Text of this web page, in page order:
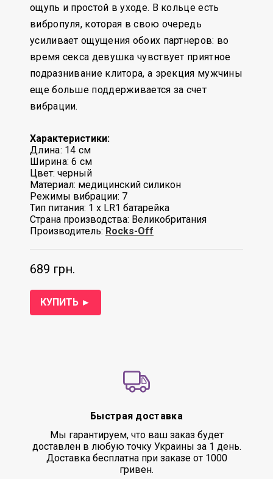
ощупь и простой в уходе. В кольце есть
вибропуля, которая в свою очередь
усиливает ощущения обоих партнеров: во
время секса девушка чувствует приятное
подразнивание клитора, а эрекция мужчины
еще больше поддерживается за счет
вибрации.
Характеристики:
Длина: 14 см
Ширина: 6 см
Цвет: черный
Материал: медицинский силикон
Режимы вибрации: 7
Тип питания: 1 х LR1 батарейка
Страна производства: Великобритания
Производитель: Rocks-Off
КУПИТЬ ►
689 грн.
Быстрая доставка
Мы гарантируем, что ваш заказ будет
доставлен в любую точку Украины за 1 день.
Доставка бесплатна при заказе от 1000
гривен.